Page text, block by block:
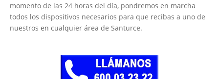
momento de las 24 horas del día, pondremos en marcha
todos los dispositivos necesarios para que recibas a uno de
nuestros en cualquier área de Santurce.